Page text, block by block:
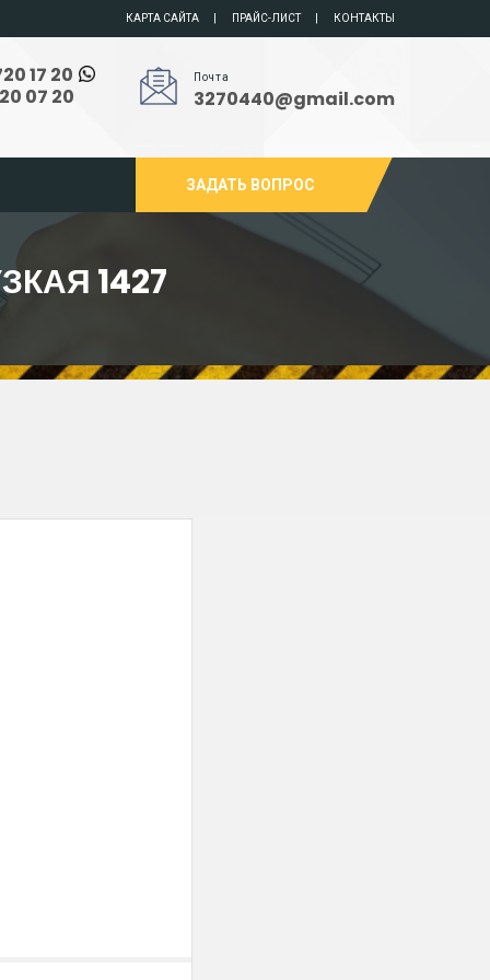
КАРТА САЙТА ПРАЙС-ЛИСТ КОНТАКТЫ
17 20
07 20
Почта
3270440@gmail.com
ЗАДАТЬ ВОПРОС
1427